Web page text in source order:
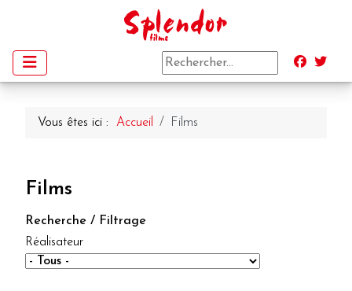
Vous êtes ici : Accueil Films
Films
Recherche / Filtrage
Réalisateur